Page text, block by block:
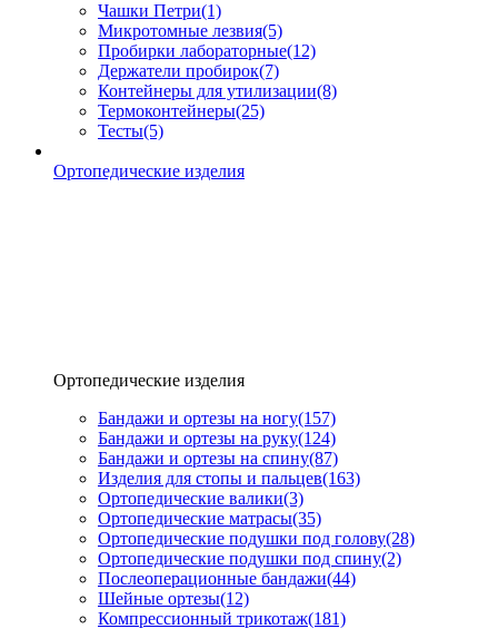
Чашки Петри(1)
Микротомные лезвия(5)
Пробирки лабораторные(12)
Держатели пробирок(7)
Контейнеры для утилизации(8)
Термоконтейнеры(25)
Тесты(5)
Ортопедические изделия
Ортопедические изделия
Бандажи и ортезы на ногу(157)
Бандажи и ортезы на руку(124)
Бандажи и ортезы на спину(87)
Изделия для стопы и пальцев(163)
Ортопедические валики(3)
Ортопедические матрасы(35)
Ортопедические подушки под голову(28)
Ортопедические подушки под спину(2)
Послеоперационные бандажи(44)
Шейные ортезы(12)
Компрессионный трикотаж(181)